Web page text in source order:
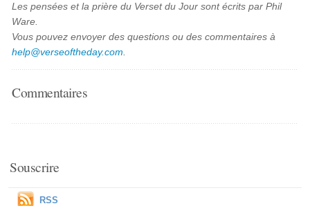
Les pensées et la prière du Verset du Jour sont écrits par Phil
Ware.
Vous pouvez envoyer des questions ou des commentaires à
help@verseoftheday.com
Commentaires
Souscrire
RSS